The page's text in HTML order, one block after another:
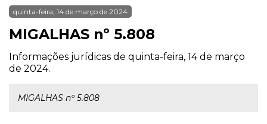
quinta-feira, 14 de março de 2024
MIGALHAS nº 5.808
Informações jurídicas de quinta-feira, 14 de março
de 2024.
MIGALHAS nº 5.808